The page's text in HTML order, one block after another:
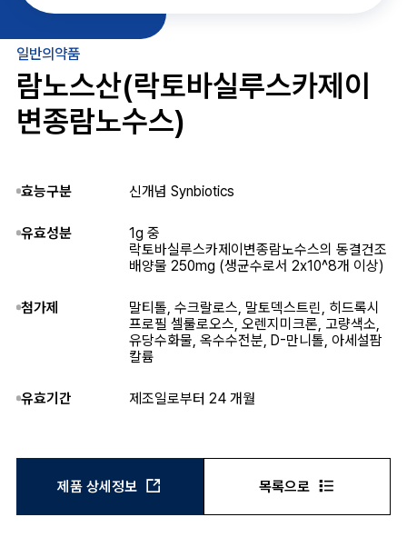
일반의약품
람노스산(락토바실루스카제이
변종람노수스)
효능구분 신개념 Synbiotics
유효성분
1g 중
락토바실루스카제이변종람노수스의 동결건조
배양물 250mg (생균수로서 2x10^8개 이상)
첨가제
말티톨, 수크랄로스, 말토덱스트린, 히드록시
프로필 셀룰로오스, 오렌지미크론, 고량색소,
유당수화물, 옥수수전분, D-만니톨, 아세설팜
칼륨
유효기간 제조일로부터 24 개월
제품 상세정보 목록으로